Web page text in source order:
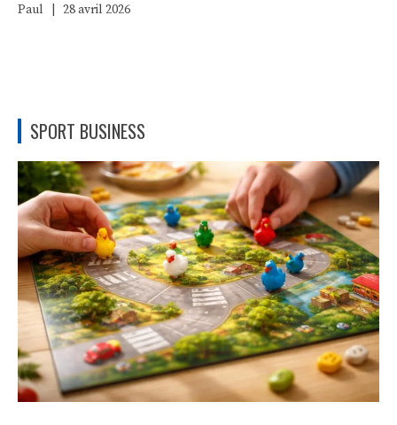
Paul 28 avril 2026
SPORT BUSINESS